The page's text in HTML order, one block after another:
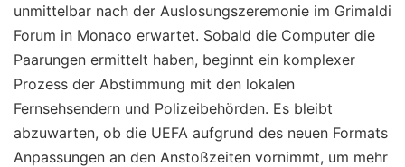
unmittelbar nach der Auslosungszeremonie im Grimaldi
Forum in Monaco erwartet. Sobald die Computer die
Paarungen ermittelt haben, beginnt ein komplexer
Prozess der Abstimmung mit den lokalen
Fernsehsendern und Polizeibehörden. Es bleibt
abzuwarten, ob die UEFA aufgrund des neuen Formats
Anpassungen an den Anstoßzeiten vornimmt, um mehr